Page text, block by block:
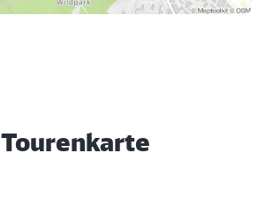
Tourenkarte